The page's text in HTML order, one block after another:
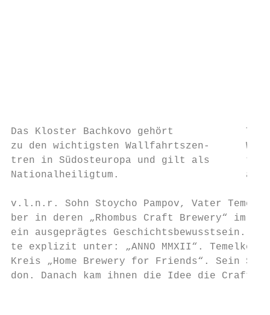
Das Kloster Bachkovo gehört
zu den wichtigsten Wallfahrtszen-
tren in Südosteuropa und gilt als      tritt
Nationalheiligtum.
v.l.n.r. Sohn Stoycho Pampov, Vater
ber in deren „Rhombus Craft Brewery“
ein ausgeprägtes
te explizit unter: „ANNO MMXII“.
Kreis „Home Brewery for Friends“. Sein
don. Danach kam ihnen die Idee die